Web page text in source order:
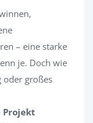
– eine starke
je. Doch wie
oder großes
Projekt